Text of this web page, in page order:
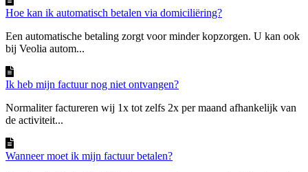
Hoe kan ik automatisch betalen via domiciliëring?
Een automatische betaling zorgt voor minder kopzorgen. U kan ook
bij Veolia autom...
Ik heb mijn factuur nog niet ontvangen?
Normaliter factureren wij 1x tot zelfs 2x per maand afhankelijk van
de activiteit...
Wanneer moet ik mijn factuur betalen?